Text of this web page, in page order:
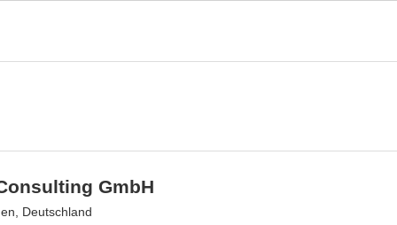
GmbH
Deutschland